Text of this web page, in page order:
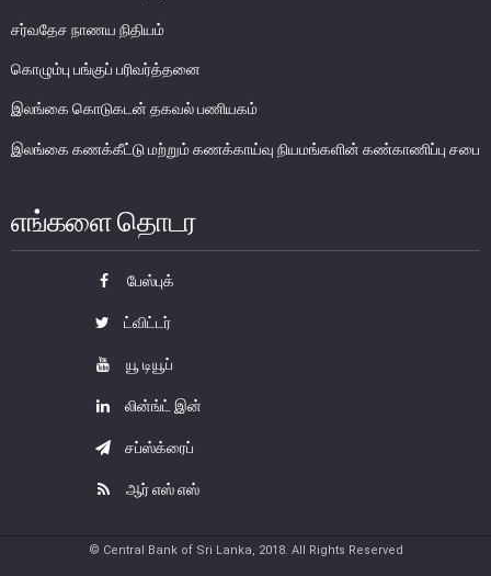
பிரமிட் திட்டங்கள்
சாதனங்கள் மற்றும் நடைமுறைப்படுத்தல்
பொதுநோக்கு
நிதியியல் முறைமை உறுதிபாட்டுக் குழு
Financial Stability Review
சர்வதேச நாணய நிதியம்
கொழும்பு பங்குப் பரிவர்த்தனை
இலங்கை கொடுகடன் தகவல் பணியகம்
இலங்கை கணக்கீட்டு மற்றும் கணக்காய்வு நியமங்களின் கண்காணிப்பு சபை
எங்களை தொடர
பேஸ்புக்
ட்விட்டர்
யூ டியூப்
லின்ங்ட் இன்
சப்ஸ்க்ரைப்
ஆர் எஸ் எஸ்
© Central Bank of Sri Lanka, 2018. All Rights Reserved